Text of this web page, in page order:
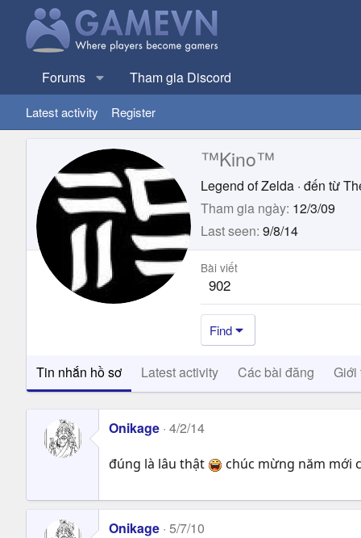
Forums Tham gia Discord
Latest activity Register
™Kino™
Legend of Zelda · đến từ
Tham gia ngày 12/3/09
Last seen 9/8/14
Bài viết
902
Find
Tin nhắn hồ sơ Latest activity Các bài đăng Giới
Onikage 4/2/14
đúng là lâu thật chúc mừng năm mới
Onikage 5/7/10